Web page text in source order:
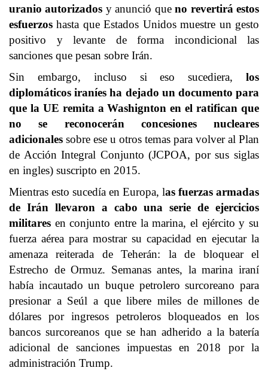
uranio autorizados y anunció queno revertirá estos
esfuerzos hasta que Estados Unidos muestre un gesto
positivo y levante de forma incondicional las
sanciones que pesan sobre Irán.
Sin embargo, incluso si eso sucediera, los
diplomáticos iraníes ha dejado un documento para
que la UE remita a Washignton en el ratifican que
no se reconocerán concesiones nucleares
adicionales sobre ese u otros temas para volver al Plan
de Acción Integral Conjunto (JCPOA, por sus siglas
en ingles) suscripto en 2015.
Mientras esto sucedía en Europa, las fuerzas armadas
de Irán llevaron a cabo una serie de ejercicios
militares en conjunto entre la marina, el ejército y su
fuerza aérea para mostrar su capacidad en ejecutar la
amenaza reiterada de Teherán: la de bloquear el
Estrecho de Ormuz. Semanas antes, la marina iraní
había incautado un buque petrolero surcoreano para
presionar a Seúl a que libere miles de millones de
dólares por ingresos petroleros bloqueados en los
bancos surcoreanos que se han adherido a la batería
adicional de sanciones impuestas en 2018 por la
administración Trump.